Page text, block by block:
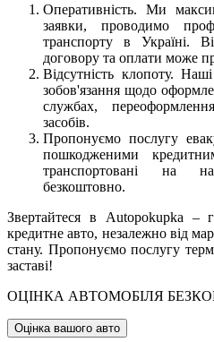
Оперативність. Ми
заявки, проводимо
транспорту в Україні.
договору та оплати може
Відсутність клопоту.
зобов'язання щодо
службах,
засобів.
Пропонуємо послугу
пошкодженими
транспортовані на
безкоштовно.
Звертайтеся в Autopokupka –
кредитне авто, незалежно від
стану. Пропонуємо послугу
заставі!
ОЦІНКА АВТОМОБІЛЯ
Оцінка вашого авто